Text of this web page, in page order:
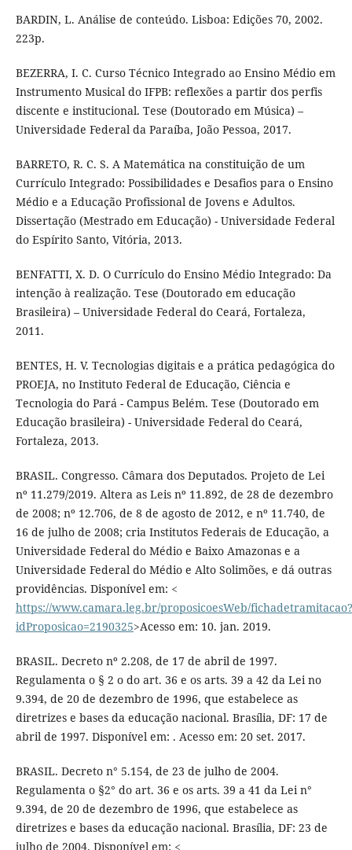
BARDIN, L. Análise de conteúdo. Lisboa: Edições 70, 2002.
223p.
BEZERRA, I. C. Curso Técnico Integrado ao Ensino Médio em
Instrumento Musical do IFPB: reflexões a partir dos perfis
discente e institucional. Tese (Doutorado em Música) –
Universidade Federal da Paraíba, João Pessoa, 2017.
BARRETO, R. C. S. A Matemática na constituição de um
Currículo Integrado: Possibilidades e Desafios para o Ensino
Médio e a Educação Profissional de Jovens e Adultos.
Dissertação (Mestrado em Educação) - Universidade Federal
do Espírito Santo, Vitória, 2013.
BENFATTI, X. D. O Currículo do Ensino Médio Integrado: Da
intenção à realização. Tese (Doutorado em educação
Brasileira) – Universidade Federal do Ceará, Fortaleza,
2011.
BENTES, H. V. Tecnologias digitais e a prática pedagógica do
PROEJA, no Instituto Federal de Educação, Ciência e
Tecnologia do Pará - Campus Belém. Tese (Doutorado em
Educação brasileira) - Universidade Federal do Ceará,
Fortaleza, 2013.
BRASIL. Congresso. Câmara dos Deputados. Projeto de Lei
nº 11.279/2019. Altera as Leis nº 11.892, de 28 de dezembro
de 2008; nº 12.706, de 8 de agosto de 2012, e nº 11.740, de
16 de julho de 2008; cria Institutos Federais de Educação, a
Universidade Federal do Médio e Baixo Amazonas e a
Universidade Federal do Médio e Alto Solimões, e dá outras
providências. Disponível em: <
https://www.camara.leg.br/proposicoesWeb/fichadetramitacao?
idProposicao=2190325>Acesso em: 10. jan. 2019.
BRASIL. Decreto nº 2.208, de 17 de abril de 1997.
Regulamenta o § 2 o do art. 36 e os arts. 39 a 42 da Lei no
9.394, de 20 de dezembro de 1996, que estabelece as
diretrizes e bases da educação nacional. Brasília, DF: 17 de
abril de 1997. Disponível em: . Acesso em: 20 set. 2017.
BRASIL. Decreto n° 5.154, de 23 de julho de 2004.
Regulamenta o §2° do art. 36 e os arts. 39 a 41 da Lei n°
9.394, de 20 de dezembro de 1996, que estabelece as
diretrizes e bases da educação nacional. Brasília, DF: 23 de
julho de 2004. Disponível em: <